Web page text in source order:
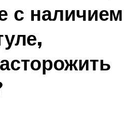
с наличием